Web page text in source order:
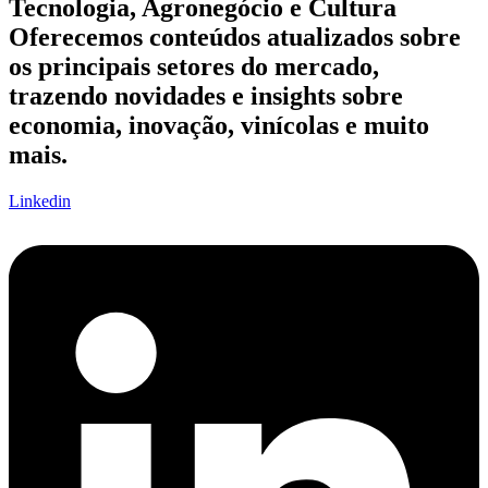
Tecnologia, Agronegócio e Cultura
Oferecemos conteúdos atualizados sobre
os principais setores do mercado,
trazendo novidades e insights sobre
economia, inovação, vinícolas e muito
mais.
Linkedin